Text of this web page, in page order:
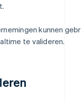
kunnen
te valideren.